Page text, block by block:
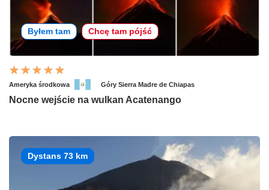
Byłem tam Chcę tam pójść
Ameryka środkowa Góry Sierra Madre de Chiapas
Nocne wejście na wulkan Acatenango
Dystans 73 km